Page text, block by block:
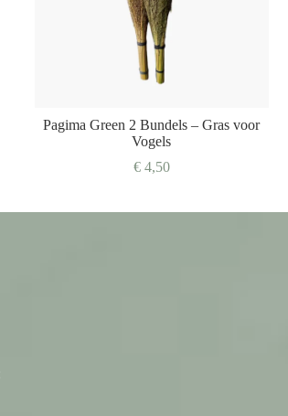
Pagima Green 2 Bundels – Gras voor
Vogels
€4,50